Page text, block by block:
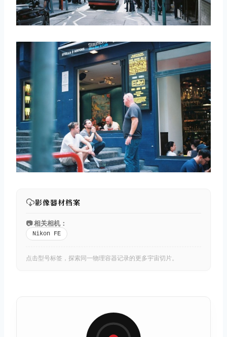
影像器材档案
📷 相关相机：
Nikon FE
点击型号标签，探索同一物理容器记录的更多宇宙切片。